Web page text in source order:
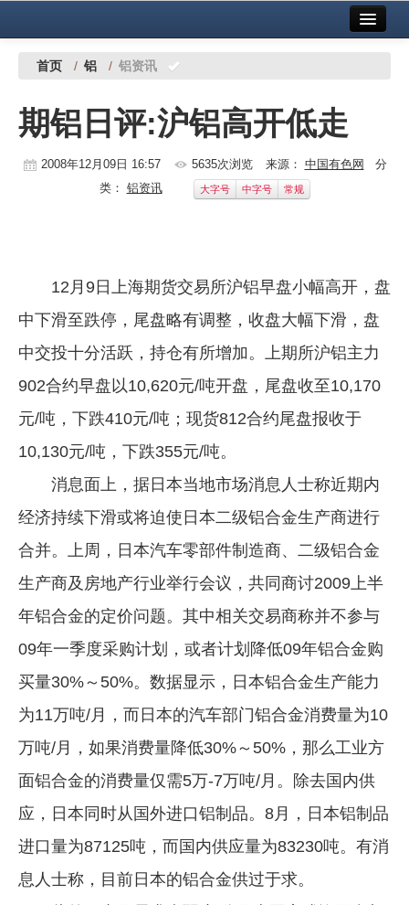
中国有色金属报社主办 广告服务
铜镍铅锌
铝
科技
镁钛
地矿 建设
党建工作
行情报价
数字报
首页 / 铝 / 铝资讯
期铝日评:沪铝高开低走
2008年12月09日 16:57 5635次浏览 来源： 中国有色网 分
类： 铝资讯 大字号 中字号 常规
12月9日上海期货交易所沪铝早盘小幅高开，盘
中下滑至跌停，尾盘略有调整，收盘大幅下滑，盘
中交投十分活跃，持仓有所增加。上期所沪铝主力
902合约早盘以10,620元/吨开盘，尾盘收至10,170
元/吨，下跌410元/吨；现货812合约尾盘报收于
10,130元/吨，下跌355元/吨。
消息面上，据日本当地市场消息人士称近期内
经济持续下滑或将迫使日本二级铝合金生产商进行
合并。上周，日本汽车零部件制造商、二级铝合金
生产商及房地产行业举行会议，共同商讨2009上半
年铝合金的定价问题。其中相关交易商称并不参与
09年一季度采购计划，或者计划降低09年铝合金购
买量30%～50%。数据显示，日本铝合金生产能力
为11万吨/月，而日本的汽车部门铝合金消费量为10
万吨/月，如果消费量降低30%～50%，那么工业方
面铝合金的消费量仅需5万-7万吨/月。除去国内供
应，日本同时从国外进口铝制品。8月，日本铝制品
进口量为87125吨，而国内供应量为83230吨。有消
息人士称，目前日本的铝合金供过于求。